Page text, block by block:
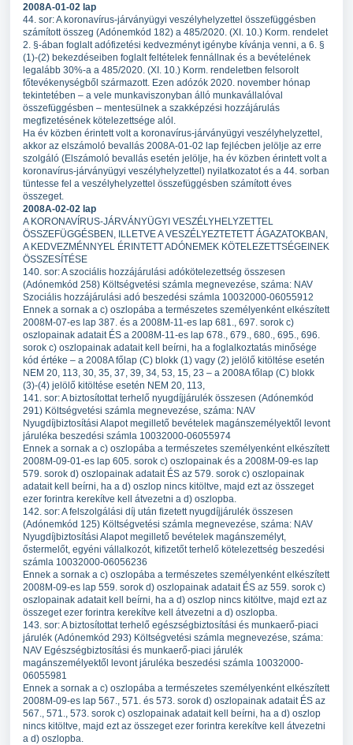
2008A-01-02 lap
44. sor: A koronavírus-járványügyi veszélyhelyzettel összefüggésben
számított összeg (Adónemkód 182) a 485/2020. (XI. 10.) Korm. rendelet
2. §-ában foglalt adófizetési kedvezményt igénybe kívánja venni, a 6. §
(1)-(2) bekezdéseiben foglalt feltételek fennállnak és a bevételének
legalább 30%-a a 485/2020. (XI. 10.) Korm. rendeletben felsorolt
főtevékenységből származott. Ezen adózók 2020. november hónap
tekintetében – a vele munkaviszonyban álló munkavállalóval
összefüggésben – mentesülnek a szakképzési hozzájárulás
megfizetésének kötelezettsége alól.
Ha év közben érintett volt a koronavírus-járványügyi veszélyhelyzettel,
akkor az elszámoló bevallás 2008A-01-02 lap fejlécben jelölje az erre
szolgáló (Elszámoló bevallás esetén jelölje, ha év közben érintett volt a
koronavírus-járványügyi veszélyhelyzettel) nyilatkozatot és a 44. sorban
tüntesse fel a veszélyhelyzettel összefüggésben számított éves
összeget.
2008A-02-02 lap
A KORONAVÍRUS-JÁRVÁNYÜGYI VESZÉLYHELYZETTEL
ÖSSZEFÜGGÉSBEN, ILLETVE A VESZÉLYEZTETETT ÁGAZATOKBAN,
A KEDVEZMÉNNYEL ÉRINTETT ADÓNEMEK KÖTELEZETTSÉGEINEK
ÖSSZESÍTÉSE
140. sor: A szociális hozzájárulási adókötelezettség összesen
(Adónemkód 258) Költségvetési számla megnevezése, száma: NAV
Szociális hozzájárulási adó beszedési számla 10032000-06055912
Ennek a sornak a c) oszlopába a természetes személyenként elkészített
2008M-07-es lap 387. és a 2008M-11-es lap 681., 697. sorok c)
oszlopainak adatait ÉS a 2008M-11-es lap 678., 679., 680., 695., 696.
sorok c) oszlopainak adatait kell beírni, ha a foglalkoztatás minősége
kód értéke – a 2008A főlap (C) blokk (1) vagy (2) jelölő kitöltése esetén
NEM 20, 113, 30, 35, 37, 39, 34, 53, 15, 23 – a 2008A főlap (C) blokk
(3)-(4) jelölő kitöltése esetén NEM 20, 113,
141. sor: A biztosítottat terhelő nyugdíjjárulék összesen (Adónemkód
291) Költségvetési számla megnevezése, száma: NAV
Nyugdíjbiztosítási Alapot megillető bevételek magánszemélyektől levont
járuléka beszedési számla 10032000-06055974
Ennek a sornak a c) oszlopába a természetes személyenként elkészített
2008M-09-01-es lap 605. sorok c) oszlopainak és a 2008M-09-es lap
579. sorok d) oszlopainak adatait ÉS az 579. sorok c) oszlopainak
adatait kell beírni, ha a d) oszlop nincs kitöltve, majd ezt az összeget
ezer forintra kerekítve kell átvezetni a d) oszlopba.
142. sor: A felszolgálási díj után fizetett nyugdíjjárulék összesen
(Adónemkód 125) Költségvetési számla megnevezése, száma: NAV
Nyugdíjbiztosítási Alapot megillető bevételek magánszemélyt,
őstermelőt, egyéni vállalkozót, kifizetőt terhelő kötelezettség beszedési
számla 10032000-06056236
Ennek a sornak a c) oszlopába a természetes személyenként elkészített
2008M-09-es lap 559. sorok d) oszlopainak adatait ÉS az 559. sorok c)
oszlopainak adatait kell beírni, ha a d) oszlop nincs kitöltve, majd ezt az
összeget ezer forintra kerekítve kell átvezetni a d) oszlopba.
143. sor: A biztosítottat terhelő egészségbiztosítási és munkaerő-piaci
járulék (Adónemkód 293) Költségvetési számla megnevezése, száma:
NAV Egészségbiztosítási és munkaerő-piaci járulék
magánszemélyektől levont járuléka beszedési számla 10032000-
06055981
Ennek a sornak a c) oszlopába a természetes személyenként elkészített
2008M-09-es lap 567., 571. és 573. sorok d) oszlopainak adatait ÉS az
567., 571., 573. sorok c) oszlopainak adatait kell beírni, ha a d) oszlop
nincs kitöltve, majd ezt az összeget ezer forintra kerekítve kell átvezetni
a d) oszlopba.